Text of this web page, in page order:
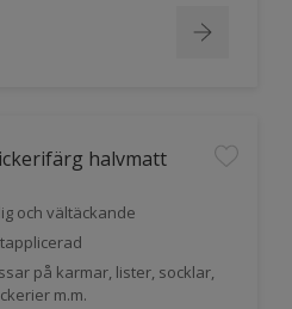
halvmatt
och vältäckande
på karmar, lister, socklar,
m.m.